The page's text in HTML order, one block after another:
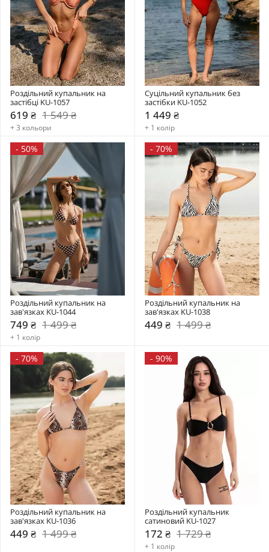
Роздільний купальник на
застібці KU-1057
619 ₴ 1 549 ₴
+ 3 кольори
Суцільний купальник без
застібки KU-1052
1 449 ₴
+ 1 колір
- 50%
Роздільний купальник на
зав'язках KU-1044
749 ₴ 1 499 ₴
+ 1 колір
- 70%
Роздільний купальник на
зав'язках KU-1038
449 ₴ 1 499 ₴
- 70%
Роздільний купальник на
зав'язках KU-1036
449 ₴ 1 499 ₴
- 90%
Роздільний купальник
сатиновий KU-1027
172 ₴ 1 729 ₴
+ 1 колір